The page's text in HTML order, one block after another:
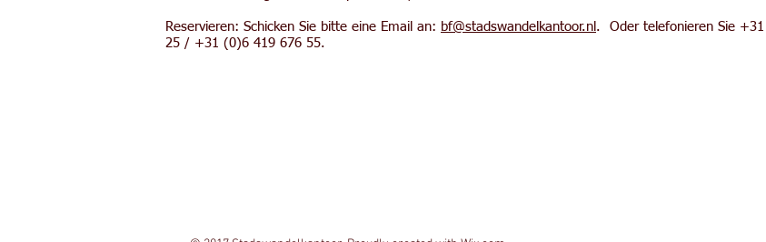
Reservieren: Schicken Sie bitte eine Email an: bf@stadswandelkantoor.nl . Oder telefonieren Sie
25 / +31 (0)6 419 676 55.